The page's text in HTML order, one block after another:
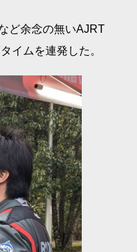
ど余念の無いAJRT
イムを連発した。